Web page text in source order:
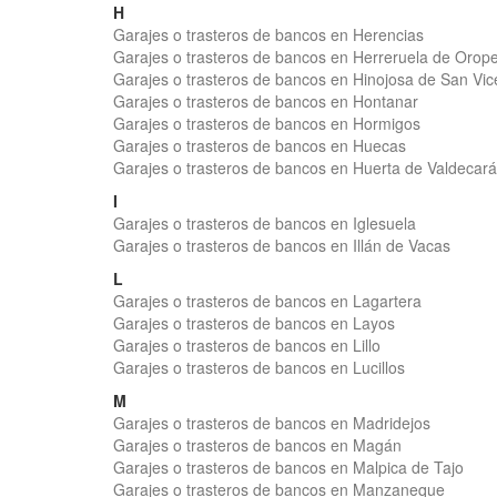
H
Garajes o trasteros de bancos en Herencias
Garajes o trasteros de bancos en Herreruela de
Garajes o trasteros de bancos en Hinojosa de San
Garajes o trasteros de bancos en Hontanar
Garajes o trasteros de bancos en Hormigos
Garajes o trasteros de bancos en Huecas
Garajes o trasteros de bancos en Huerta de
I
Garajes o trasteros de bancos en Iglesuela
Garajes o trasteros de bancos en Illán de Vacas
L
Garajes o trasteros de bancos en Lagartera
Garajes o trasteros de bancos en Layos
Garajes o trasteros de bancos en Lillo
Garajes o trasteros de bancos en Lucillos
M
Garajes o trasteros de bancos en Madridejos
Garajes o trasteros de bancos en Magán
Garajes o trasteros de bancos en Malpica de Tajo
Garajes o trasteros de bancos en Manzaneque